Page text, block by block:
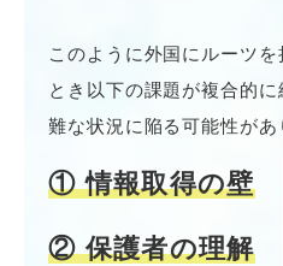
このように外国にルーツ
とき以下の課題が複合的
難な状況に陥る可能性があ
① 情報取得の壁
② 保護者の理解